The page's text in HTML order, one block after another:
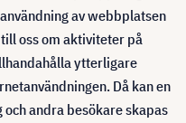
av webbplatsen
oss om aktiviteter på
ytterligare
Då kan en
andra besökare skapas